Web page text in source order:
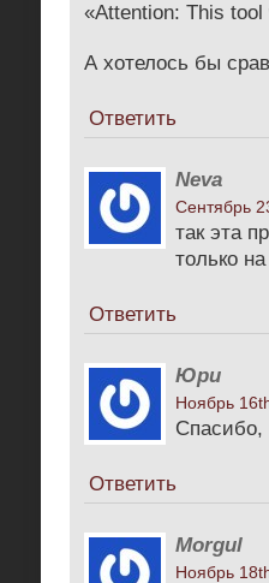
«Attention: This
А хотелось бы
Ответить
Neva
Сентябрь
так эта
только
Ответить
Юри
Ноябрь
Спасибо,
Ответить
Morgul
Ноябрь